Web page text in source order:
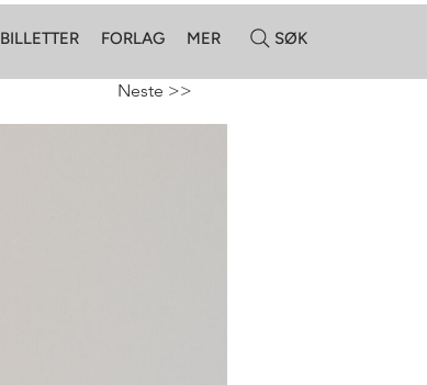
BILLETTER FORLAG MER SØK
Neste >>